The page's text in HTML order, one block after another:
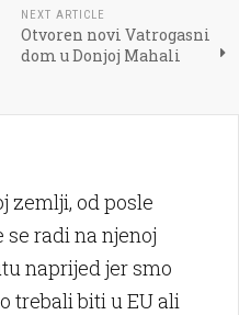
NEXT ARTICLE
Otvoren novi Vatrogasni
dom u Donjoj Mahali
zemlji, od posle
se radi na njenoj
naprijed jer smo
trebali biti u EU ali